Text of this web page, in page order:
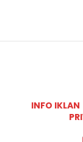
INFO IKLAN